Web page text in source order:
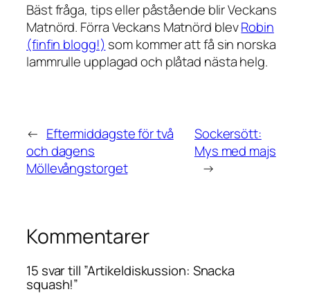
Bäst fråga, tips eller påstående blir Veckans
Matnörd. Förra Veckans Matnörd blevRobin
(finfin blogg!) som kommer att få sin norska
lammrulle upplagad och plåtad nästa helg.
← Eftermiddagste för två
och dagens
Möllevångstorget
Sockersött:
Mys med majs
→
Kommentarer
15 svar till ”Artikeldiskussion: Snacka
squash!”